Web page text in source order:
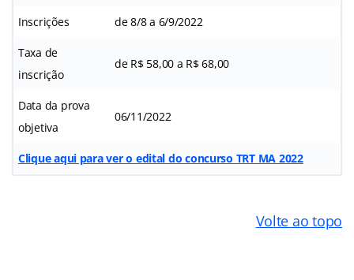
Inscrições de 8/8 a 6/9/2022
Taxa de
inscrição
de R$ 58,00 a R$ 68,00
Data da prova
objetiva
06/11/2022
Clique aqui para ver o edital do concurso TRT MA 2022
Volte ao topo